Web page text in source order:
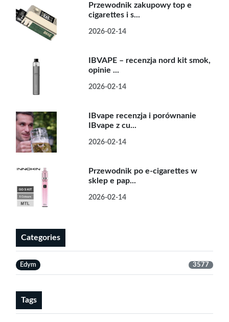
Przewodnik zakupowy top e
cigarettes i s...
2026-02-14
IBVAPE – recenzja nord kit smok,
opinie ...
2026-02-14
IBvape recenzja i porównanie
IBvape z cu...
2026-02-14
Przewodnik po e-cigarettes w
sklep e pap...
2026-02-14
Categories
Edym 3577
Tags